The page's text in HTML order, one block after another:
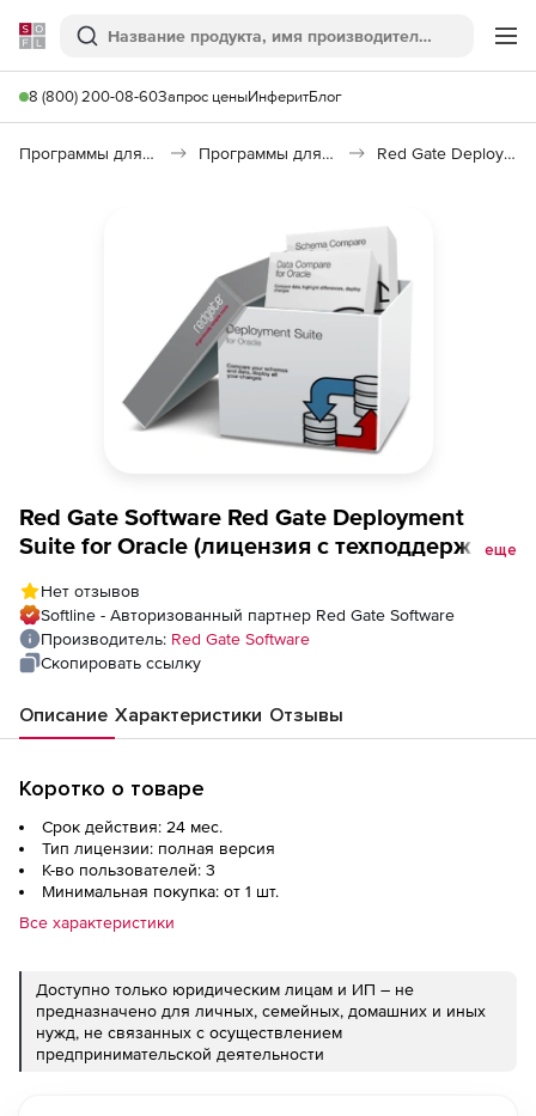
Softline
Поиск
8 (800) 200-08-60Запрос ценыИнферитБлог
Программы для программирования Программы для работы с базами данных Red Gate Deployment Suite for Oracle
Red Gate Software Red Gate Deployment
Suite for Oracle (лицензия с техподдержкой
еще
Нет отзывов
Softline - Авторизованный партнер Red Gate Software
Производитель: Red Gate Software
Скопировать ссылку
Описание Характеристики Отзывы
Коротко о товаре
Срок действия: 24 мес.
Тип лицензии: полная версия
К-во пользователей: 3
Минимальная покупка: от 1 шт.
Все характеристики
Доступно только юридическим лицам и ИП – не
предназначено для личных, семейных, домашних и иных
нужд, не связанных с осуществлением
предпринимательской деятельности